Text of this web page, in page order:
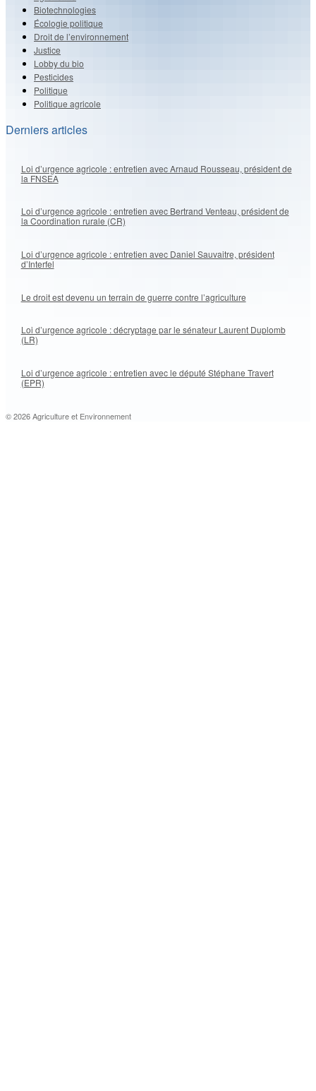
Biotechnologies
Écologie politique
Droit de l’environnement
Justice
Lobby du bio
Pesticides
Politique
Politique agricole
Derniers articles
Loi d’urgence agricole : entretien avec Arnaud Rousseau, président de
la FNSEA
Loi d’urgence agricole : entretien avec Bertrand Venteau, président de
la Coordination rurale (CR)
Loi d’urgence agricole : entretien avec Daniel Sauvaitre, président
d’Interfel
Le droit est devenu un terrain de guerre contre l’agriculture
Loi d’urgence agricole : décryptage par le sénateur Laurent Duplomb
(LR)
Loi d’urgence agricole : entretien avec le député Stéphane Travert
(EPR)
© 2026 Agriculture et Environnement